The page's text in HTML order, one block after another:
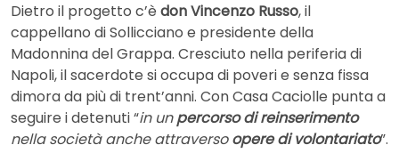
Dietro il progetto c’è don Vincenzo Russo, il
cappellano di Sollicciano e presidente della
Madonnina del Grappa. Cresciuto nella periferia di
Napoli, il sacerdote si occupa di poveri e senza fissa
dimora da più di trent’anni. Con Casa Caciolle punta a
seguire i detenuti “in unpercorso di reinserimento
nella società anche attraversoopere di volontariato”.